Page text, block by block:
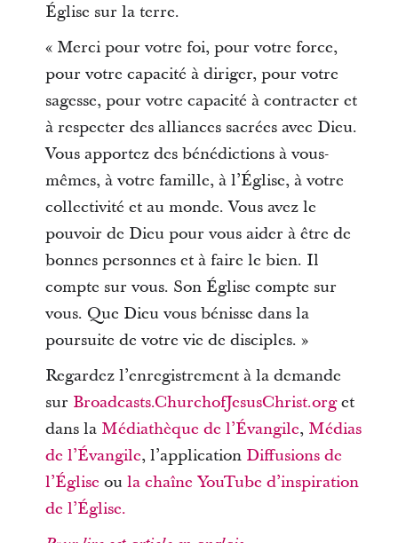
Église sur la terre.
« Merci pour votre foi, pour votre force,
pour votre capacité à diriger, pour votre
sagesse, pour votre capacité à contracter et
à respecter des alliances sacrées avec Dieu.
Vous apportez des bénédictions à vous-
mêmes, à votre famille, à l’Église, à votre
collectivité et au monde. Vous avez le
pouvoir de Dieu pour vous aider à être de
bonnes personnes et à faire le bien. Il
compte sur vous. Son Église compte sur
vous. Que Dieu vous bénisse dans la
poursuite de votre vie de disciples. »
Regardez l’enregistrement à la demande
sur Broadcasts.ChurchofJesusChrist.orget
dans la Médiathèque de l’Évangile, Médias
de l’Évangile, l’application Diffusions de
l’Église ou la chaîne YouTube d’inspiration
de l’Église.